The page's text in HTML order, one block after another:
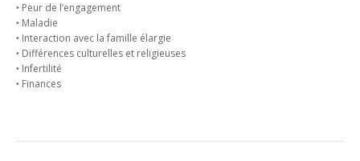
‣ Peur de l’engagement
‣ Maladie
‣ Interaction avec la famille élargie
‣ Différences culturelles et religieuses
‣ Infertilité
‣ Finances